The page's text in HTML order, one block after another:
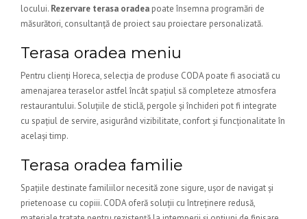
locului. Rezervare terasa oradea poate însemna programări de
măsurători, consultanță de proiect sau proiectare personalizată.
Terasa oradea meniu
Pentru clienți Horeca, selecția de produse CODA poate fi asociată cu
amenajarea teraselor astfel încât spațiul să completeze atmosfera
restaurantului. Soluțiile de sticlă, pergole și închideri pot fi integrate
cu spațiul de servire, asigurând vizibilitate, confort și funcționalitate în
același timp.
Terasa oradea familie
Spațiile destinate familiilor necesită zone sigure, ușor de navigat și
prietenoase cu copiii. CODA oferă soluții cu întreținere redusă,